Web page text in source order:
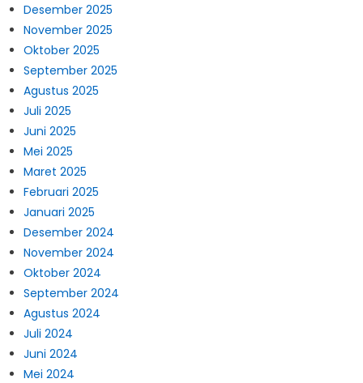
Desember 2025
November 2025
Oktober 2025
September 2025
Agustus 2025
Juli 2025
Juni 2025
Mei 2025
Maret 2025
Februari 2025
Januari 2025
Desember 2024
November 2024
Oktober 2024
September 2024
Agustus 2024
Juli 2024
Juni 2024
Mei 2024